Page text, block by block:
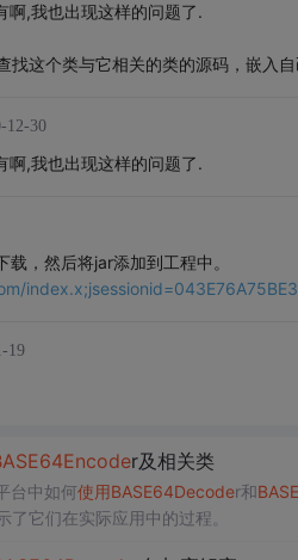
啊,我也出现这样的问题了.
找这个类与它相关的类的源码，嵌入
12-30
啊,我也出现这样的问题了.
，然后将jar添加到工程中。
19
Encoder及相关类
台中如何使用BASE64Decoder和
了它们在实际应用中的过程。